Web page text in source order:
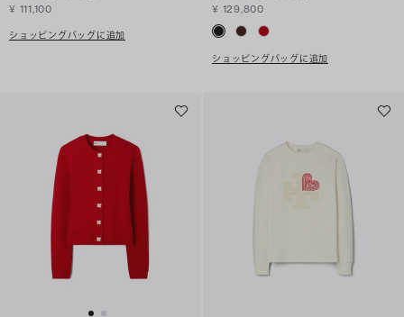
¥ 111,100
ショッピングバッグに追加
¥ 129,800
ショッピングバッグに追加